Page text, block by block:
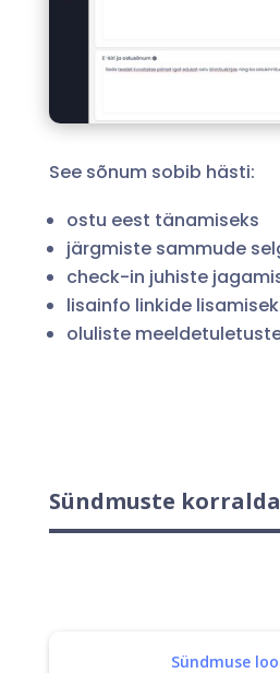
See sõnum sobib hästi:
ostu eest tänamiseks
järgmiste sammude
check-in juhiste
lisainfo linkide
oluliste
Sündmuste
Sündmuse